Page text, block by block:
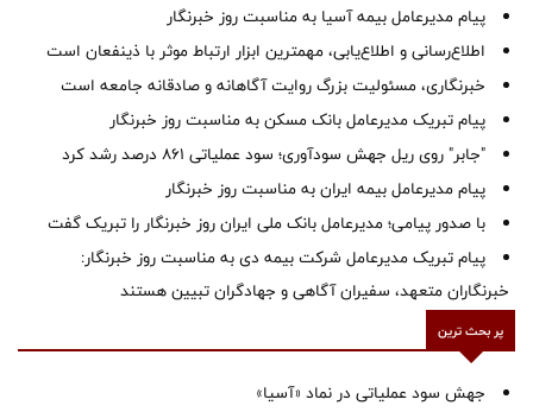
پیام مدیرعامل بیمه آسیا به مناسبت روز خبرنگار
اطلاع‌رسانی و اطلاع‌یابی، مهمترین ابزار ارتباط موثر با ذینفعان است
خبرنگاری، مسئولیت بزرگ روایت آگاهانه و صادقانه جامعه است
پیام تبریک مدیرعامل بانک مسکن به مناسبت روز خبرنگار
"جابر" روی ریل جهش سودآوری؛ سود عملیاتی ۸۶۱ درصد رشد کرد
پیام مدیرعامل بیمه ایران به مناسبت روز خبرنگار
با صدور پیامی؛ مدیرعامل بانک ملی ایران روز خبرنگار را تبریک گفت
پیام تبریک مدیرعامل شرکت بیمه دی به مناسبت روز خبرنگار:
خبرنگاران متعهد، سفیران آگاهی و جهادگران تبیین هستند
پر بحث ترین
جهش سود عملیاتی در نماد «آسیا»